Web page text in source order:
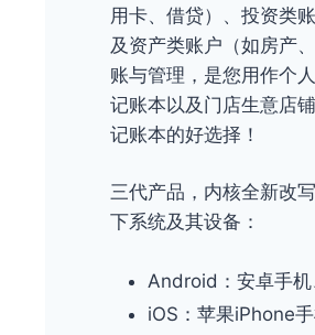
用卡、借贷）、投资类
及资产类账户（如房产
账与管理，是您用作个
记账本以及门店生意店
记账本的好选择！
三代产品，内核全新改
下系统及其设备：
Android：安卓手机
iOS：苹果iPhone